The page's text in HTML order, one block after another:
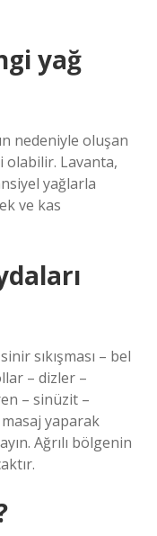
yağ
nedeniyle oluşan
olabilir. Lavanta,
yağlarla
ve kas
sıkışması – bel
– dizler –
– sinüzit –
yaparak
Ağrılı bölgenin